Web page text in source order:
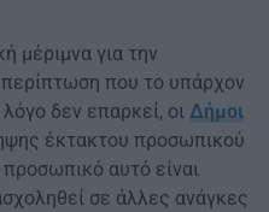
μέριμνα για την
που το υπάρχον
δεν επαρκεί, οι Δήμοι
έκτακτου προσωπικού
αυτό είναι
σε άλλες ανάγκες